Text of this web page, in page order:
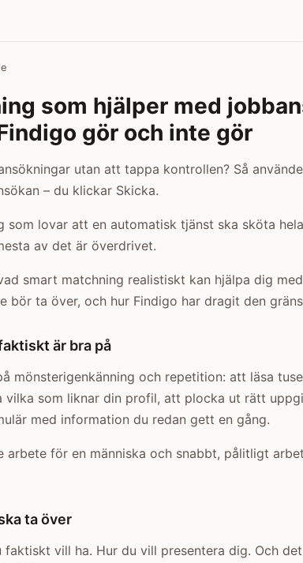
som hjälper med
gör och inte gör
utan att tappa kontrollen? Så
– du klickar Skicka.
lovar att en automatisk tjänst ska sköta
av det är överdrivet.
smart matchning realistiskt kan hjälpa dig
bör ta över, och hur Findigo har dragit den
är bra på
mönsterigenkänning och repetition: att läsa
vilka som liknar din profil, att plocka ut rätt
med information du redan gett en gång.
arbete för en människa och snabbt, pålitligt
ta över
vill ha. Hur du vill presentera dig. Och